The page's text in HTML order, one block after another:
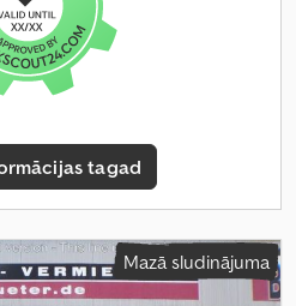
tagad
Mazā sludinājuma